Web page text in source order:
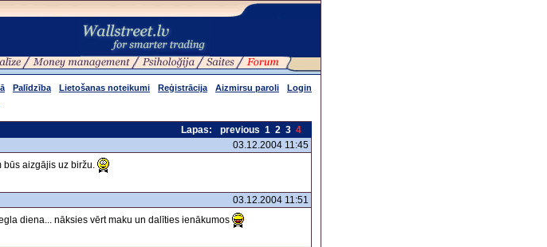
Palīdzība Lietošanas noteikumi Reģistrācija Aizmirsu paroli Login
Lapas:
previous 1 2 3 4
03.12.2004 11:45
būs aizgājis uz biržu.
03.12.2004 11:51
diena... nāksies vērt maku un dalīties ienākumos